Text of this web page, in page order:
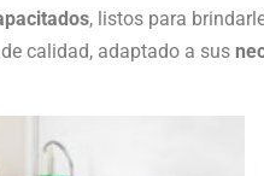
, listos para
calidad, adaptado a sus